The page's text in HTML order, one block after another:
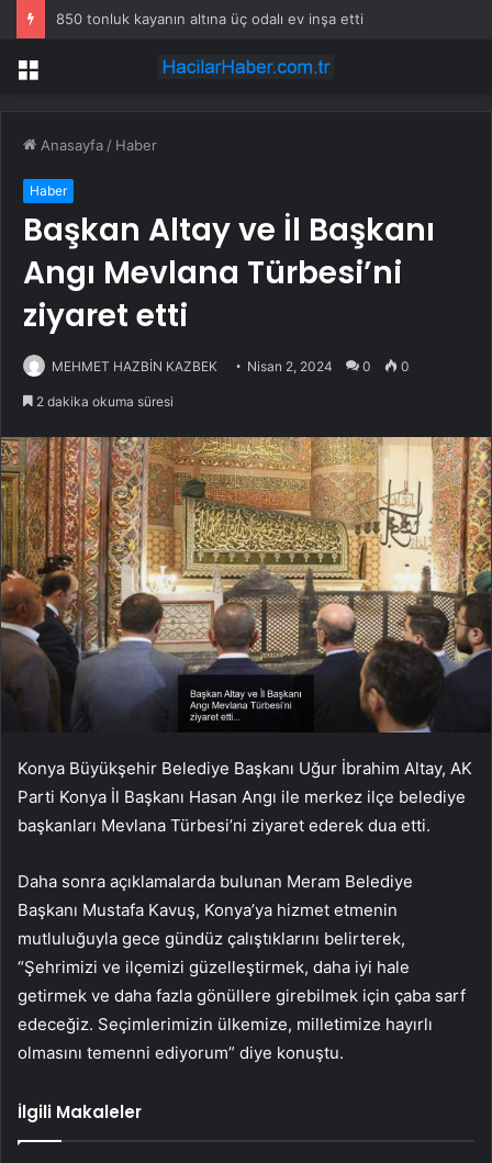
850 tonluk kayanın altına üç odalı ev inşa etti
Menü
Anasayfa / Haber
Haber
Başkan Altay ve İl Başkanı
Angı Mevlana Türbesi’ni
ziyaret etti
MEHMET HAZBİN KAZBEK Nisan 2, 2024 0 0
2 dakika okuma süresi
Konya Büyükşehir Belediye Başkanı Uğur İbrahim Altay, AK
Parti Konya İl Başkanı Hasan Angı ile merkez ilçe belediye
başkanları Mevlana Türbesi’ni ziyaret ederek dua etti.
Daha sonra açıklamalarda bulunan Meram Belediye
Başkanı Mustafa Kavuş, Konya’ya hizmet etmenin
mutluluğuyla gece gündüz çalıştıklarını belirterek,
“Şehrimizi ve ilçemizi güzelleştirmek, daha iyi hale
getirmek ve daha fazla gönüllere girebilmek için çaba sarf
edeceğiz. Seçimlerimizin ülkemize, milletimize hayırlı
olmasını temenni ediyorum” diye konuştu.
İlgili Makaleler